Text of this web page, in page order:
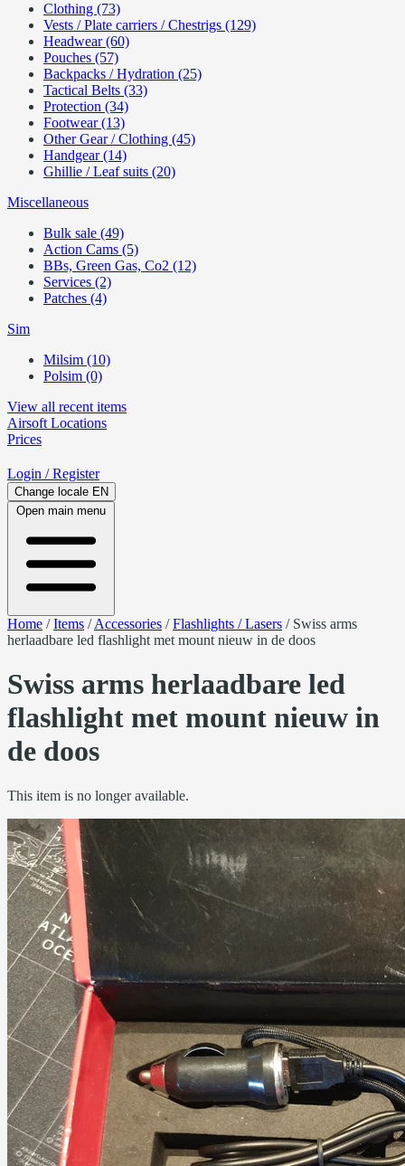
Clothing (73)
Vests / Plate carriers / Chestrigs (129)
Headwear (60)
Pouches (57)
Backpacks / Hydration (25)
Tactical Belts (33)
Protection (34)
Footwear (13)
Other Gear / Clothing (45)
Handgear (14)
Ghillie / Leaf suits (20)
Miscellaneous
Bulk sale (49)
Action Cams (5)
BBs, Green Gas, Co2 (12)
Services (2)
Patches (4)
Sim
Milsim (10)
Polsim (0)
View all recent items
Airsoft Locations
Prices
Login / Register
Change locale EN
Open main menu
Home /Items /Accessories /Flashlights / Lasers / Swiss arms
herlaadbare led flashlight met mount nieuw in de doos
Swiss arms herlaadbare led
flashlight met mount nieuw in
de doos
This item is no longer available.